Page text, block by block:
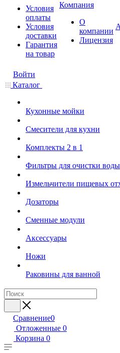
Условия
оплаты
Условия
доставки
Гарантия
на товар
Компания
О
компании
Лицензия
Войти
Каталог
Кухонные мойки
Смесители для кухни
Комплекты 2 в 1
Фильтры для очистки воды
Измельчители пищевых
Дозаторы
Cменные модули
Аксессуары
Ножи
Раковины для ванной
Сравнение0
Отложенные 0
Корзина 0